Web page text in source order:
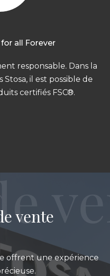
for all Forever
responsable. Dans la
il est possible de
certifiés FSC®.
vente
offrent une expérience